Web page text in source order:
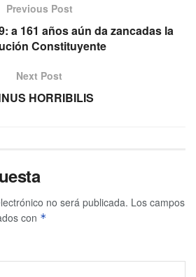
Previous Post
a 161 años aún da zancadas la
Constituyente
Next Post
HORRIBILIS
no será publicada. Los campos
con *